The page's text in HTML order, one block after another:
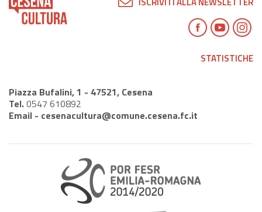
STATISTICHE
Piazza Bufalini, 1 - 47521, Cesena
Tel.0547 610892
Email - cesenacultura@comune.cesena.fc.it